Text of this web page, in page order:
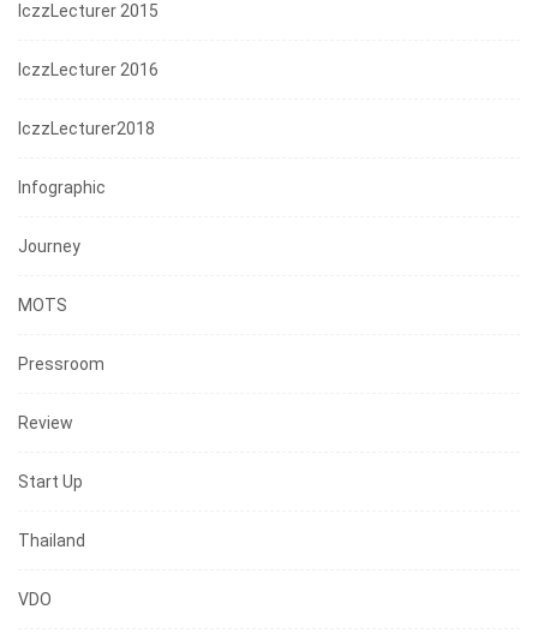
IczzLecturer 2015
IczzLecturer 2016
IczzLecturer2018
Infographic
Journey
MOTS
Pressroom
Review
Start Up
Thailand
VDO